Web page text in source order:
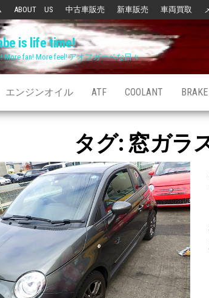
ABOUT US 中古車販売 新車販売 車両買取
is life time!
More fan! More feel! アオフガーベな日々
エンジンオイル ATF COOLANT
タグ: 窓ガラ